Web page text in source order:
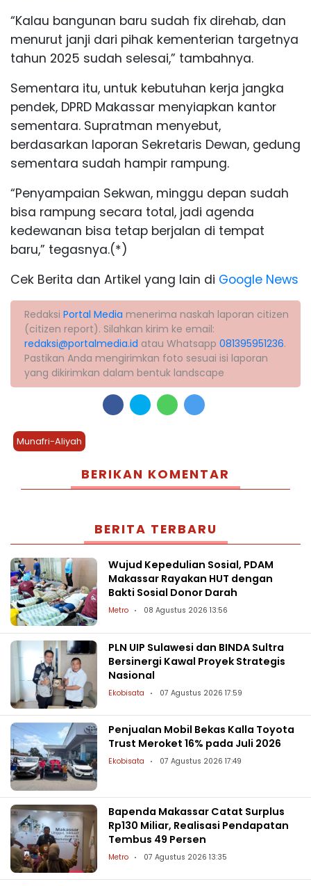
“Kalau bangunan baru sudah fix direhab, dan
menurut janji dari pihak kementerian targetnya
tahun 2025 sudah selesai,” tambahnya.
Sementara itu, untuk kebutuhan kerja jangka
pendek, DPRD Makassar menyiapkan kantor
sementara. Supratman menyebut,
berdasarkan laporan Sekretaris Dewan, gedung
sementara sudah hampir rampung.
“Penyampaian Sekwan, minggu depan sudah
bisa rampung secara total, jadi agenda
kedewanan bisa tetap berjalan di tempat
baru,” tegasnya.(*)
Cek Berita dan Artikel yang lain di Google News
Redaksi Portal Media menerima naskah laporan citizen
(citizen report). Silahkan kirim ke email:
redaksi@portalmedia.id atau Whatsapp 081395951236.
Pastikan Anda mengirimkan foto sesuai isi laporan
yang dikirimkan dalam bentuk landscape
Munafri-Aliyah
BERIKAN KOMENTAR
BERITA TERBARU
Wujud Kepedulian Sosial, PDAM
Makassar Rayakan HUT dengan
Bakti Sosial Donor Darah
Metro 08 Agustus 2026 13:56
PLN UIP Sulawesi dan BINDA Sultra
Bersinergi Kawal Proyek Strategis
Nasional
Ekobisata 07 Agustus 2026 17:59
Penjualan Mobil Bekas Kalla Toyota
Trust Meroket 16% pada Juli 2026
Ekobisata 07 Agustus 2026 17:49
Bapenda Makassar Catat Surplus
Rp130 Miliar, Realisasi Pendapatan
Tembus 49 Persen
Metro 07 Agustus 2026 13:35